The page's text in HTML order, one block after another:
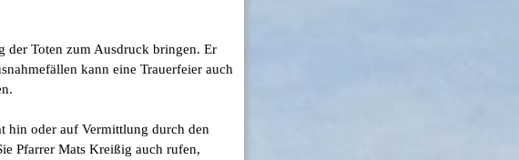
der Toten zum Ausdruck bringen. Er
kann eine Trauerfeier auch
hin oder auf Vermittlung durch den
Pfarrer Mats Kreißig auch rufen,